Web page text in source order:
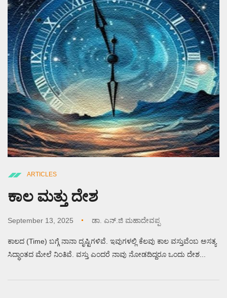
ARTICLES
ಕಾಲ ಮತ್ತು ದೇಶ
September 13, 2025 ಡಾ. ಎನ್.ಜಿ ಮಹಾದೇವಪ್ಪ
ಕಾಲದ (Time) ಬಗ್ಗೆ ನಾನಾ ದೃಷ್ಟಿಗಳಿವೆ. ಇವುಗಳಲ್ಲಿ ಕೆಲವು ಕಾಲ ವಸ್ತುವೆಂಬ ಅಸತ್ಯ
ಸಿದ್ಧಾಂತದ ಮೇಲೆ ನಿಂತಿವೆ. ವಸ್ತು ಎಂದರೆ ನಾವು ನೋಡದಿದ್ದರೂ ಒಂದು ದೇಶ...